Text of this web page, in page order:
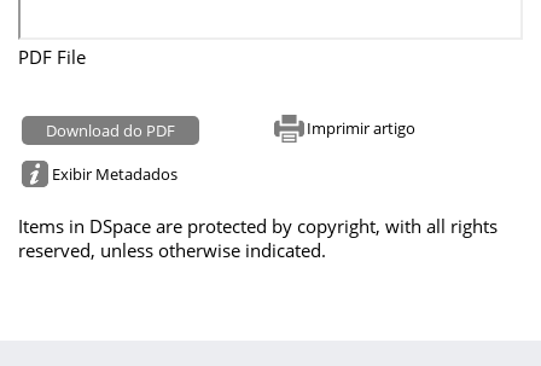
PDF File
Download do PDF Imprimir artigo
Exibir Metadados
Items in DSpace are protected by copyright, with all rights
reserved, unless otherwise indicated.